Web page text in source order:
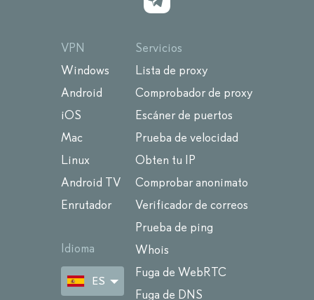
VPN
Windows
Android
iOS
Mac
Linux
Android TV
Enrutador
Idioma
ES
Servicios
Lista de proxy
Comprobador de proxy
Escáner de puertos
Prueba de velocidad
Obten tu IP
Comprobar anonimato
Verificador de correos
Prueba de ping
Whois
Fuga de WebRTC
Fuga de DNS